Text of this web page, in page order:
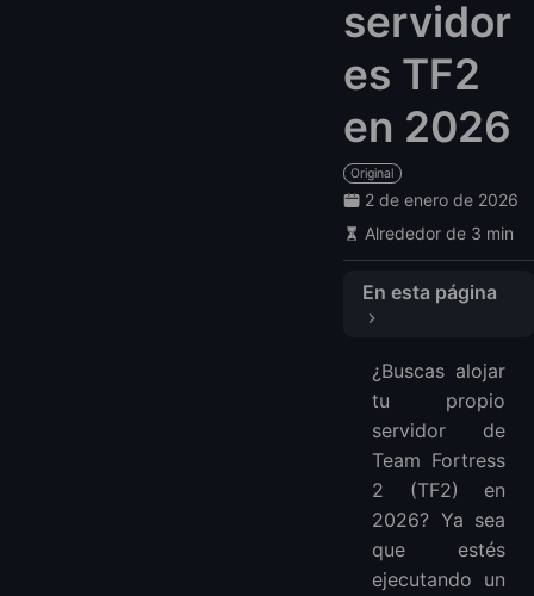
servidor
es TF2
en 2026
Original
2 de enero de 2026
Alrededor de 3 min
En esta página
5️⃣ GameServers — Precios basados en slots
6️⃣ HostHavoc — Alto rendimiento con gran soporte
¿Buscas alojar
tu propio
servidor de
Team Fortress
2 (TF2) en
2026? Ya sea
que estés
ejecutando un